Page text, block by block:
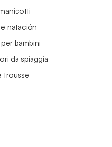
natación
bambini
da spiaggia
trousse